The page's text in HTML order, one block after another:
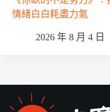
情緒白白耗盡力氣
2026 年 8 月 4 日